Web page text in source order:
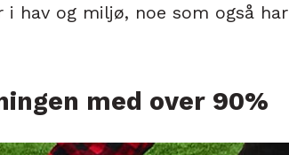
hav og miljø, noe som også har
med over 90%